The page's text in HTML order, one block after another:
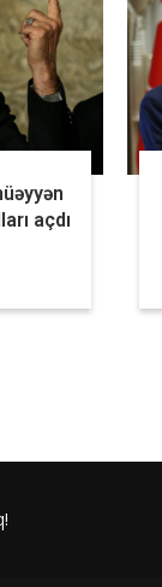
açdı